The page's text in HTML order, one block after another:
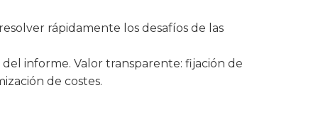
rápidamente los desafíos de las
informe. Valor transparente: fijación de
de costes.